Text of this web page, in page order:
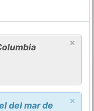
×
×
del mar de